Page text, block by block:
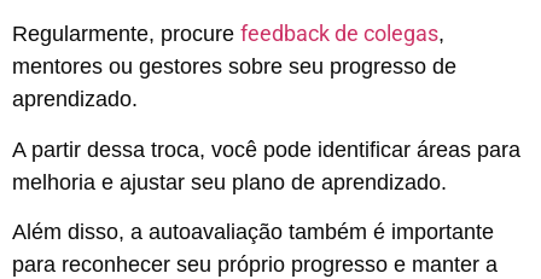
Regularmente, procure feedback de colegas,
mentores ou gestores sobre seu progresso de
aprendizado.
A partir dessa troca, você pode identificar áreas para
melhoria e ajustar seu plano de aprendizado.
Além disso, a autoavaliação também é importante
para reconhecer seu próprio progresso e manter a